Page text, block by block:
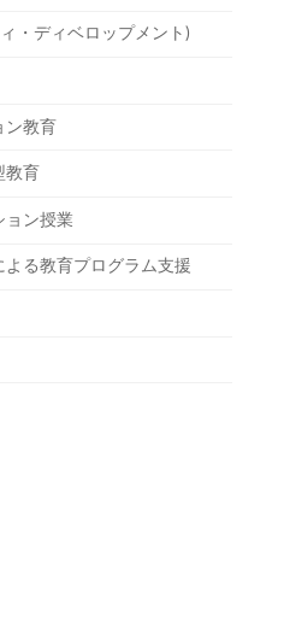
・ディベロップメント)
ン教育
教育
ョン授業
る教育プログラム支援